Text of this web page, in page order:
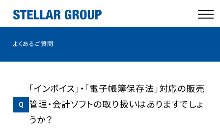
よくあるご質問
「インボイス」・「電子帳簿保存法」対応の販売
管理・会計ソフトの取り扱いはありますでしょ
うか？